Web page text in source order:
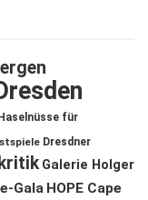
für
Dresdner
Galerie Holger
Gala HOPE Cape